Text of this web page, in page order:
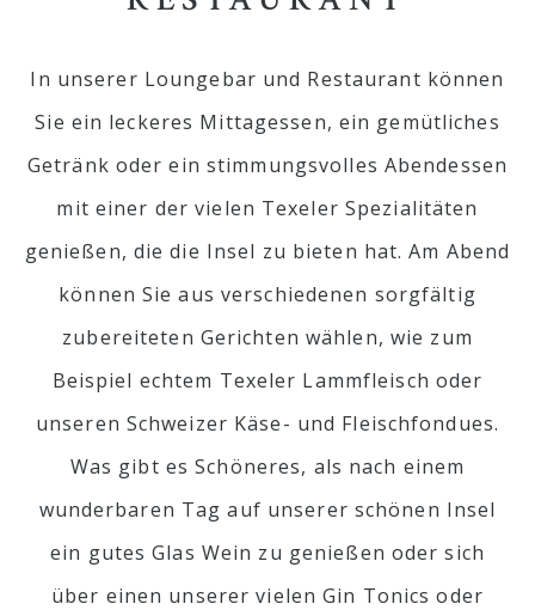
In unserer Loungebar und Restaurant können
Sie ein leckeres Mittagessen, ein gemütliches
Getränk oder ein stimmungsvolles Abendessen
mit einer der vielen Texeler Spezialitäten
genießen, die die Insel zu bieten hat. Am Abend
können Sie aus verschiedenen sorgfältig
zubereiteten Gerichten wählen, wie zum
Beispiel echtem Texeler Lammfleisch oder
unseren Schweizer Käse- und Fleischfondues.
Was gibt es Schöneres, als nach einem
wunderbaren Tag auf unserer schönen Insel
ein gutes Glas Wein zu genießen oder sich
über einen unserer vielen Gin Tonics oder